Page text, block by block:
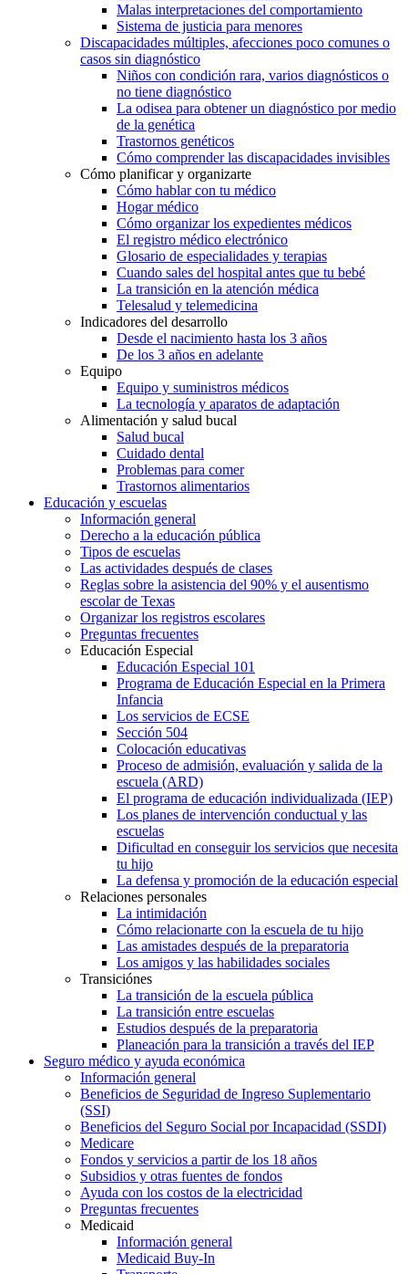
Malas interpretaciones del comportamiento
Sistema de justicia para menores
Discapacidades múltiples, afecciones poco comunes o
casos sin diagnóstico
Niños con condición rara, varios diagnósticos o
no tiene diagnóstico
La odisea para obtener un diagnóstico por medio
de la genética
Trastornos genéticos
Cómo comprender las discapacidades invisibles
Cómo planificar y organizarte
Cómo hablar con tu médico
Hogar médico
Cómo organizar los expedientes médicos
El registro médico electrónico
Glosario de especialidades y terapias
Cuando sales del hospital antes que tu bebé
La transición en la atención médica
Telesalud y telemedicina
Indicadores del desarrollo
Desde el nacimiento hasta los 3 años
De los 3 años en adelante
Equipo
Equipo y suministros médicos
La tecnología y aparatos de adaptación
Alimentación y salud bucal
Salud bucal
Cuidado dental
Problemas para comer
Trastornos alimentarios
Educación y escuelas
Información general
Derecho a la educación pública
Tipos de escuelas
Las actividades después de clases
Reglas sobre la asistencia del 90% y el ausentismo
escolar de Texas
Organizar los registros escolares
Preguntas frecuentes
Educación Especial
Educación Especial 101
Programa de Educación Especial en la Primera
Infancia
Los servicios de ECSE
Sección 504
Colocación educativas
Proceso de admisión, evaluación y salida de la
escuela (ARD)
El programa de educación individualizada (IEP)
Los planes de intervención conductual y las
escuelas
Dificultad en conseguir los servicios que necesita
tu hijo
La defensa y promoción de la educación especial
Relaciones personales
La intimidación
Cómo relacionarte con la escuela de tu hijo
Las amistades después de la preparatoria
Los amigos y las habilidades sociales
Transiciónes
La transición de la escuela pública
La transición entre escuelas
Estudios después de la preparatoria
Planeación para la transición a través del IEP
Seguro médico y ayuda económica
Información general
Beneficios de Seguridad de Ingreso Suplementario
(SSI)
Beneficios del Seguro Social por Incapacidad (SSDI)
Medicare
Fondos y servicios a partir de los 18 años
Subsidios y otras fuentes de fondos
Ayuda con los costos de la electricidad
Preguntas frecuentes
Medicaid
Información general
Medicaid Buy-In